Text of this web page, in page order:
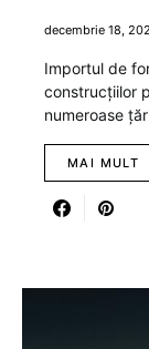
decembrie 18,
Importul de
construcțiilor
numeroase
MAI MULT